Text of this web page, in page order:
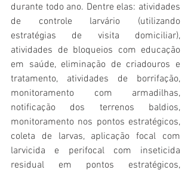
durante todo ano. Dentre elas: atividades
de controle larvário (utilizando
estratégias de visita domiciliar),
atividades de bloqueios com educação
em saúde, eliminação de criadouros e
tratamento, atividades de borrifação,
monitoramento com armadilhas,
notificação dos terrenos baldios,
monitoramento nos pontos estratégicos,
coleta de larvas, aplicação focal com
larvicida e perifocal com inseticida
residual em pontos estratégicos,